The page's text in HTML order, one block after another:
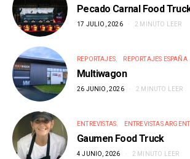
Pecado Carnal Food
17 JULIO, 2026 2 MINUTO LEER
REPORTAJES REPORTAJES ESPAÑA
Multiwagon
26 JUNIO, 2026 2 MINUTO LEER
ENTREVISTAS ENTREVISTAS
Gaumen Food Truck
4 JUNIO, 2026 2 MINUTO LEER